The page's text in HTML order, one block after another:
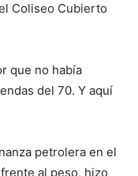
Coliseo Cubierto
que no había
del 70. Y aquí
petrolera en el
al peso, hizo